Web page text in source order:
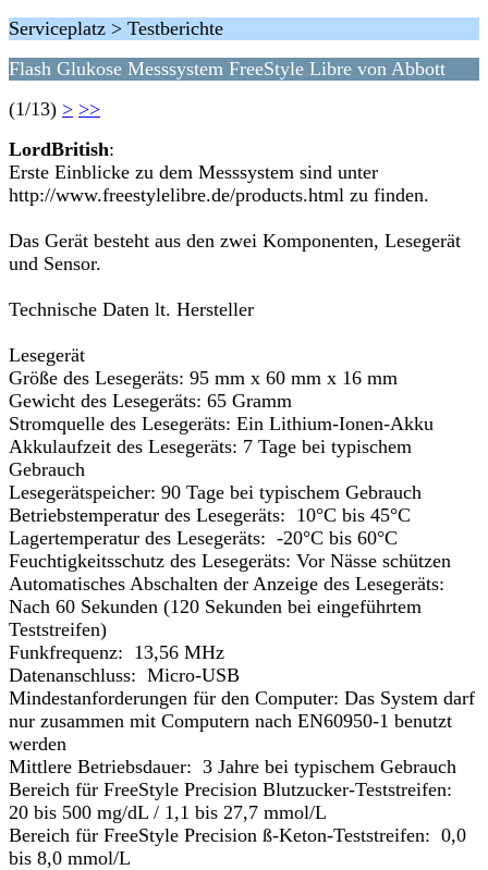
Serviceplatz > Testberichte
Flash Glukose Messsystem FreeStyle Libre von Abbott
(1/13) > >>
LordBritish:
Erste Einblicke zu dem Messsystem sind unter
http://www.freestylelibre.de/products.html zu finden.
Das Gerät besteht aus den zwei Komponenten, Lesegerät
und Sensor.
Technische Daten lt. Hersteller
Lesegerät
Größe des Lesegeräts: 95 mm x 60 mm x 16 mm
Gewicht des Lesegeräts: 65 Gramm
Stromquelle des Lesegeräts: Ein Lithium-Ionen-Akku
Akkulaufzeit des Lesegeräts: 7 Tage bei typischem
Gebrauch
Lesegerätspeicher: 90 Tage bei typischem Gebrauch
Betriebstemperatur des Lesegeräts: 10°C bis 45°C
Lagertemperatur des Lesegeräts: -20°C bis 60°C
Feuchtigkeitsschutz des Lesegeräts: Vor Nässe schützen
Automatisches Abschalten der Anzeige des Lesegeräts:
Nach 60 Sekunden (120 Sekunden bei eingeführtem
Teststreifen)
Funkfrequenz: 13,56 MHz
Datenanschluss: Micro-USB
Mindestanforderungen für den Computer: Das System darf
nur zusammen mit Computern nach EN60950-1 benutzt
werden
Mittlere Betriebsdauer: 3 Jahre bei typischem Gebrauch
Bereich für FreeStyle Precision Blutzucker-Teststreifen:
20 bis 500 mg/dL / 1,1 bis 27,7 mmol/L
Bereich für FreeStyle Precision ß-Keton-Teststreifen: 0,0
bis 8,0 mmol/L